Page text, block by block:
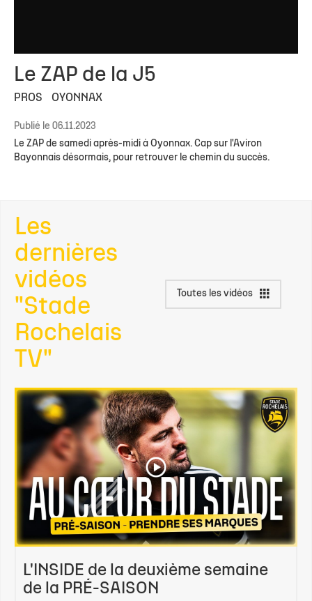
Le ZAP de la J5
PROS OYONNAX
Publié le 06.11.2023
Le ZAP de samedi après-midi à Oyonnax. Cap sur l'Aviron
Bayonnais désormais, pour retrouver le chemin du succès.
Les
dernières
vidéos
"Stade
Rochelais
TV"
Toutes les vidéos
L'INSIDE de la deuxième semaine
de la PRÉ-SAISON